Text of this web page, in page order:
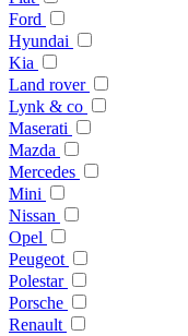
Ford
Hyundai
Kia
Land rover
Lynk & co
Maserati
Mazda
Mercedes
Mini
Nissan
Opel
Peugeot
Polestar
Porsche
Renault